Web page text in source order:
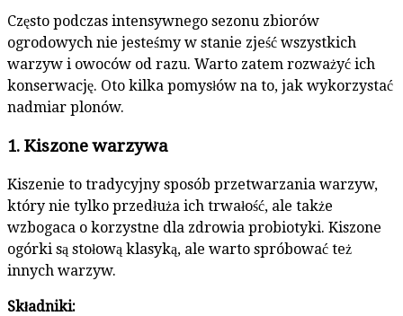
Często podczas intensywnego sezonu zbiorów
ogrodowych nie jesteśmy w stanie zjeść wszystkich
warzyw i owoców od razu. Warto zatem rozważyć ich
konserwację. Oto kilka pomysłów na to, jak wykorzystać
nadmiar plonów.
1. Kiszone warzywa
Kiszenie to tradycyjny sposób przetwarzania warzyw,
który nie tylko przedłuża ich trwałość, ale także
wzbogaca o korzystne dla zdrowia probiotyki. Kiszone
ogórki są stołową klasyką, ale warto spróbować też
innych warzyw.
Składniki: